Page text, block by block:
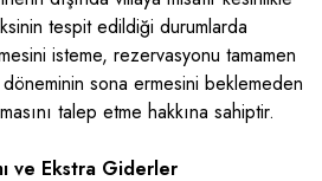
tespit edildiği durumlarda
isteme, rezervasyonu tamamen
sona ermesini beklemeden
talep etme hakkına sahiptir.
ve Ekstra Giderler